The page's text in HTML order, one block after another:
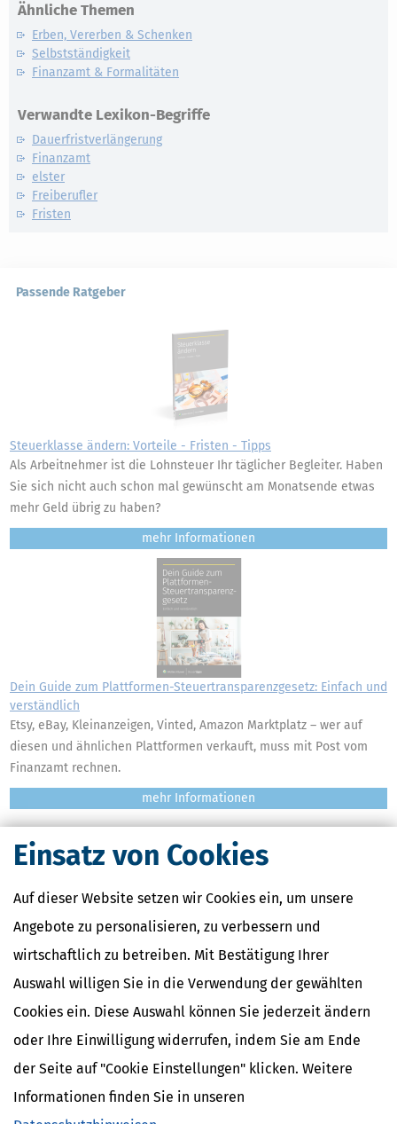
Einsatz von Cookies
Auf dieser Website setzen wir Cookies ein, um unsere
Angebote zu personalisieren, zu verbessern und
wirtschaftlich zu betreiben. Mit Bestätigung Ihrer
Auswahl willigen Sie in die Verwendung der gewählten
Cookies ein. Diese Auswahl können Sie jederzeit ändern
oder Ihre Einwilligung widerrufen, indem Sie am Ende
der Seite auf "Cookie Einstellungen" klicken. Weitere
Informationen finden Sie in unseren
Ähnliche Themen
Erben, Vererben & Schenken
Selbstständigkeit
Finanzamt & Formalitäten
Verwandte Lexikon-Begriffe
Dauerfristverlängerung
Finanzamt
elster
Freiberufler
Fristen
Passende Ratgeber
Steuerklasse ändern: Vorteile - Fristen - Tipps
Als Arbeitnehmer ist die Lohnsteuer Ihr täglicher Begleiter. Haben
Sie sich nicht auch schon mal gewünscht am Monatsende etwas
mehr Geld übrig zu haben?
mehr
Dein Guide zum Plattformen-Steuertransparenzgesetz: Einfach und
verständlich
Etsy, eBay, Kleinanzeigen, Vinted, Amazon Marktplatz – wer auf
diesen und ähnlichen Plattformen verkauft, muss mit Post vom
Finanzamt rechnen.
mehr
My German Tax Return: A step-by-step guide to filing your taxes in
This is a tax guide for all employed persons who want or need to
file an income tax return (or: tax declaration) in Germany but do